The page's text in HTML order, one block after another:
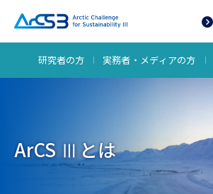
研究者の方 実務者・メディアの方
ArCS Ⅲとは